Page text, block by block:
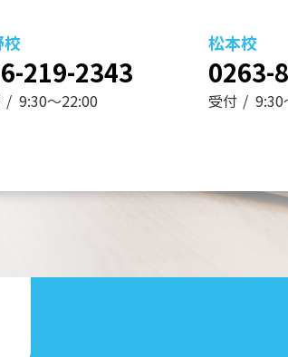
校
219-2343
9:30～22:00
松本校
0263-
受付 9:30